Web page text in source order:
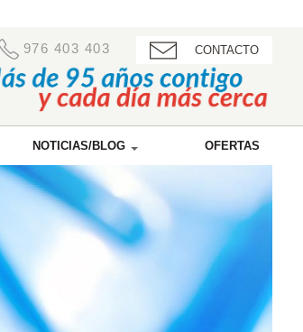
976 403 403 CONTACTO
NOTICIAS/BLOG OFERTAS